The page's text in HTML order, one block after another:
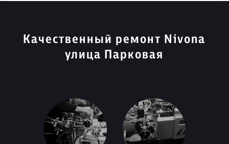
Качественный ремонт Nivona
улица Парковая